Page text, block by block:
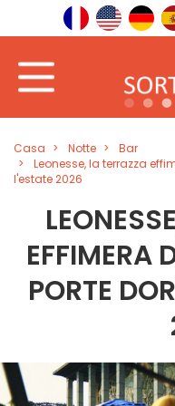
Casa Notte
Bar
Leonesse, la terrazza
l'estate 2026
EFFIMERA
PORTE